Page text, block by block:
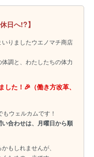
日へ!?】
りましたウエノマチ商店
調と、わたしたちの体力
た！🎉（働き方改革、
もウェルカムです！
合わせは、月曜日から順
もしれませんが、